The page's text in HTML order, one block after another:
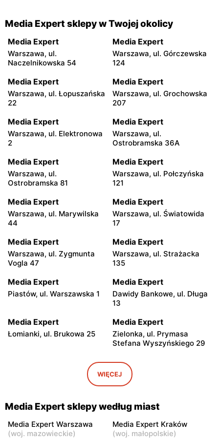
Media Expert sklepy w Twojej okolicy
Media Expert
Warszawa, ul.
Naczelnikowska 54
Media Expert
Warszawa, ul. Górczewska
124
Media Expert
Warszawa, ul. Łopuszańska
22
Media Expert
Warszawa, ul. Grochowska
207
Media Expert
Warszawa, ul. Elektronowa
2
Media Expert
Warszawa, ul.
Ostrobramska 36A
Media Expert
Warszawa, ul.
Ostrobramska 81
Media Expert
Warszawa, ul. Połczyńska
121
Media Expert
Warszawa, ul. Marywilska
44
Media Expert
Warszawa, ul. Światowida
17
Media Expert
Warszawa, ul. Zygmunta
Vogla 47
Media Expert
Warszawa, ul. Strażacka
135
Media Expert
Piastów, ul. Warszawska 1
Media Expert
Dawidy Bankowe, ul. Długa
13
Media Expert
Łomianki, ul. Brukowa 25
Media Expert
Zielonka, ul. Prymasa
Stefana Wyszyńskiego 29
Janki, ul. Mszczonowska 3
Media Expert
Ożarów Mazowiecki, ul.
Poznańska 151b
Media Expert
Marki al. Marsz. Józefa
Piłsudskiego 200
Media Expert
Piaseczno, ul. Puławska 46
WIĘCEJ
Media Expert sklepy według miast
Media Expert Warszawa
(woj. mazowieckie)
Media Expert Kraków
(woj. małopolskie)